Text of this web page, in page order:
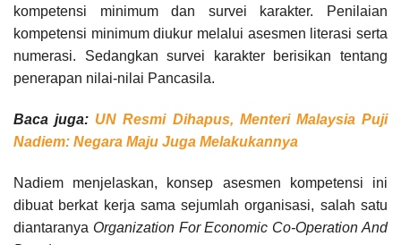
kompetensi minimum dan survei karakter. Penilaian
kompetensi minimum diukur melalui asesmen literasi serta
numerasi. Sedangkan survei karakter berisikan tentang
penerapan nilai-nilai Pancasila.
Baca juga: UN Resmi Dihapus, Menteri Malaysia Puji
Nadiem: Negara Maju Juga Melakukannya
Nadiem menjelaskan, konsep asesmen kompetensi ini
dibuat berkat kerja sama sejumlah organisasi, salah satu
diantaranya Organization For Economic Co-Operation And